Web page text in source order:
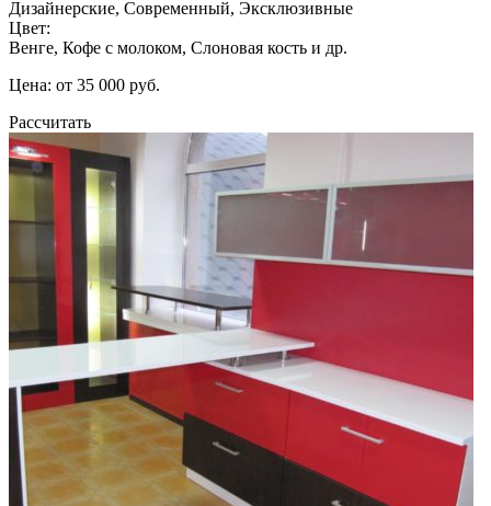
Дизайнерские, Современный, Эксклюзивные
Цвет:
Венге, Кофе с молоком, Слоновая кость и др.
Цена: от 35 000 руб.
Рассчитать